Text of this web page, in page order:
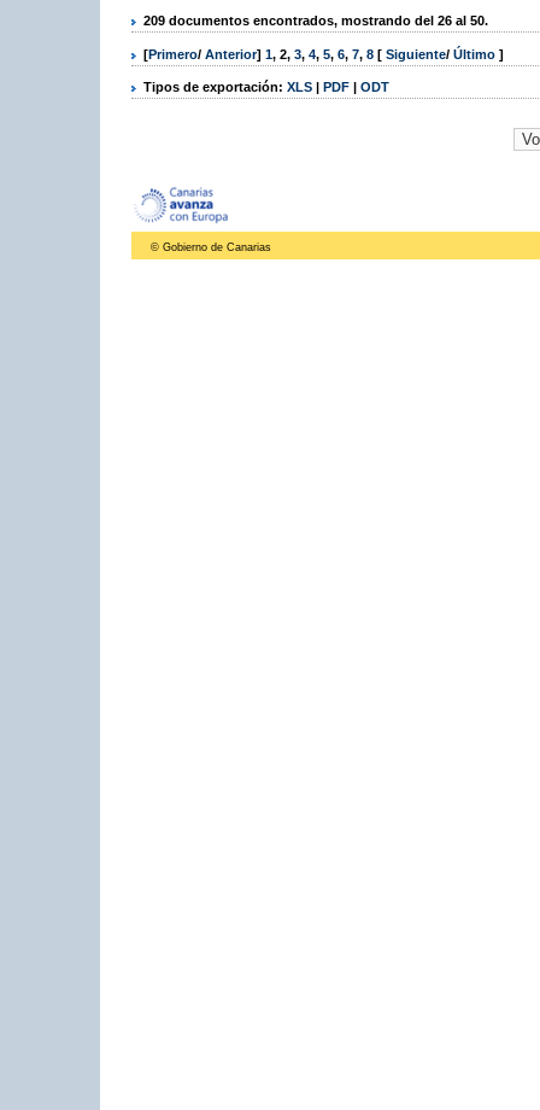
209 documentos encontrados, mostrando del 26 al 50.
[Primero/ Anterior] 1, 2, 3, 4, 5, 6, 7, 8 [ Siguiente/ Último ]
Tipos de exportación: XLS | PDF | ODT
© Gobierno de Canarias